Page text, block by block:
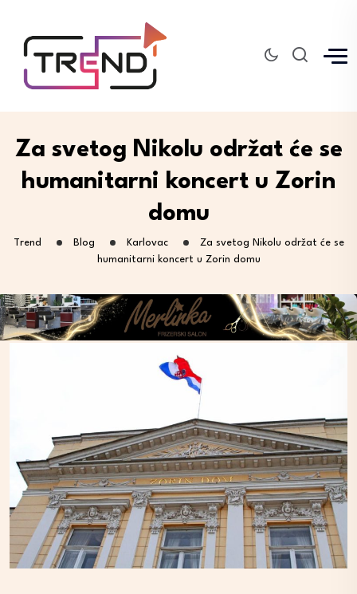
Za svetog Nikolu održat će se
humanitarni koncert u Zorin
domu
Trend Blog Karlovac
Za svetog Nikolu održat će se
humanitarni koncert u Zorin domu